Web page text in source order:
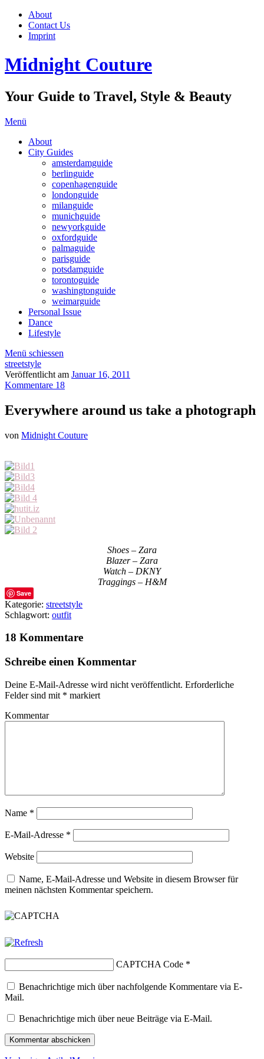
About
Contact Us
Imprint
Midnight Couture
Your Guide to Travel, Style & Beauty
Menü
About
City Guides
amsterdamguide
berlinguide
copenhagenguide
londonguide
milanguide
munichguide
newyorkguide
oxfordguide
palmaguide
parisguide
potsdamguide
torontoguide
washingtonguide
weimarguide
Personal Issue
Dance
Lifestyle
Menü schiessen
streetstyle
Veröffentlicht am Januar 16, 2011
Kommentare 18
Everywhere around us take a photograph
von Midnight Couture
Shoes – Zara
Blazer – Zara
Watch – DKNY
Traggings – H&M
Save
Kategorie: streetstyle
Schlagwort: outfit
18 Kommentare
Schreibe einen Kommentar
Deine E-Mail-Adresse wird nicht veröffentlicht. Erforderliche
Felder sind mit * markiert
Kommentar
Name *
E-Mail-Adresse *
Website
Name, E-Mail-Adresse und Website in diesem Browser für
meinen nächsten Kommentar speichern.
CAPTCHA Code *
Benachrichtige mich über nachfolgende Kommentare via E-
Mail.
Benachrichtige mich über neue Beiträge via E-Mail.